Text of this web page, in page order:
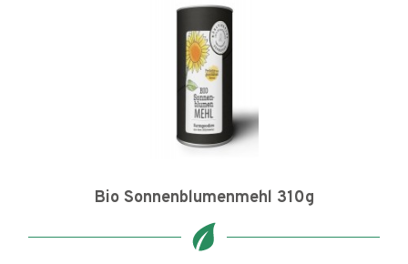
Bio Sonnenblumenmehl 310g